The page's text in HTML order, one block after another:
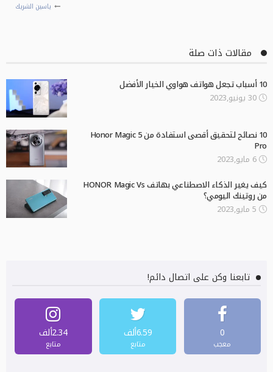
ياسين الشريك
مقالات ذات صلة
10 أسباب تجعل هواتف هواوي الخيار الأفضل
30 يونيو,2023
10 نصائح لتحقيق أقصى استفادة من Honor Magic 5
Pro
6 مايو,2023
كيف يغير الذكاء الاصطناعي بهاتف HONOR Magic Vs
من روتينك اليومي؟
5 مايو,2023
تابعنا وكن على اتصال دائم!
0
معجب
6.59ألف
متابع
2.34ألف
متابع